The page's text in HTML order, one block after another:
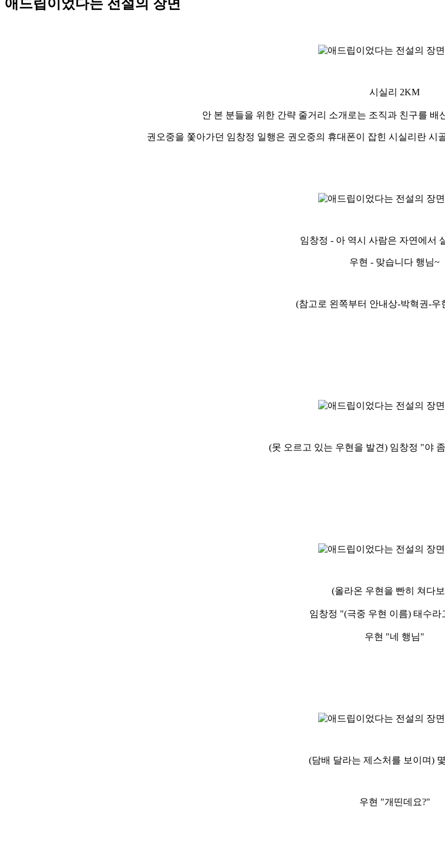
애드립이었다는 전설의 장면
시실리 2KM
안 본 분들을 위한 간략 줄거리 소개로는 조직과 친구를 배
권오중을 쫓아가던 임창정 일행은 권오중의 휴대폰이 잡힌 시실리란 시
임창정 - 아 역시 사람은 자연에서
우현 - 맞습니다 행님~
(참고로 왼쪽부터 안내상-박혁권-우
(못 오르고 있는 우현을 발견) 임창정 "야
(올라온 우현을 빤히 쳐다
임창정 "(극중 우현 이름) 태수라
우현 "네 행님"
(담배 달라는 제스처를 보이며)
우현 "개띤데요?"